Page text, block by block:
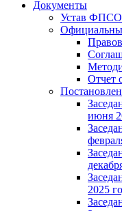
Документы
Устав ФПСО
Отчет
июня
2025